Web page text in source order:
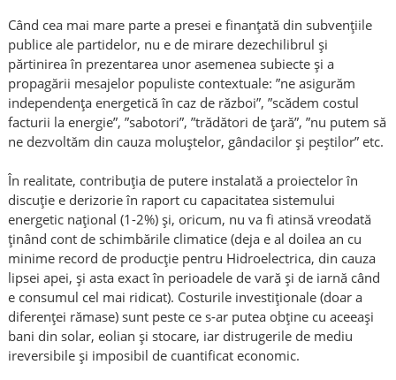
Când cea mai mare parte a presei e finanțată din subvențiile
publice ale partidelor, nu e de mirare dezechilibrul și
părtinirea în prezentarea unor asemenea subiecte și a
propagării mesajelor populiste contextuale: ”ne asigurăm
independența energetică în caz de război”, ”scădem costul
facturii la energie”, ”sabotori”, ”trădători de țară”, ”nu putem să
ne dezvoltăm din cauza moluștelor, gândacilor și peștilor” etc.
În realitate, contribuția de putere instalată a proiectelor în
discuție e derizorie în raport cu capacitatea sistemului
energetic național (1-2%) și, oricum, nu va fi atinsă vreodată
ținând cont de schimbările climatice (deja e al doilea an cu
minime record de producție pentru Hidroelectrica, din cauza
lipsei apei, și asta exact în perioadele de vară și de iarnă când
e consumul cel mai ridicat). Costurile investiționale (doar a
diferenței rămase) sunt peste ce s-ar putea obține cu aceeași
bani din solar, eolian și stocare, iar distrugerile de mediu
ireversibile și imposibil de cuantificat economic.